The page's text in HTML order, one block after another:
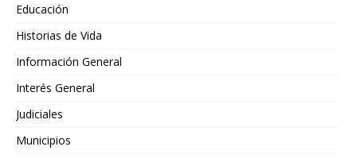
Educación
Historias de Vida
Información General
Interés General
Judiciales
Municipios